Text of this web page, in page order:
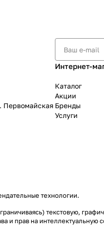
Первомайская
Интернет-
Каталог
Акции
Бренды
Услуги
технологии.
текстовую,
и прав на